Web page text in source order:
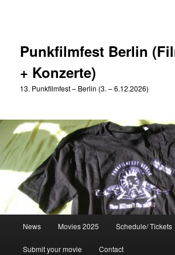
Punkfilmfest Berlin
+ Konzerte)
13. Punkfilmfest – Berlin (3. – 6.12.2026)
News Movies 2025 Schedule/ Tickets
Submit your movie Contact